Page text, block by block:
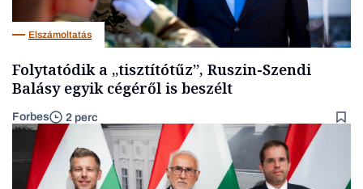
Elszámoltatás
Folytatódik a „tisztítótűz”, Ruszin-Szendi
Balásy egyik cégéről is beszélt
Forbes 2 perc